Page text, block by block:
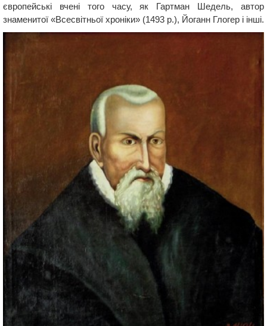
європейські вчені того часу, як Гартман Шедель, автор
знаменитої «Всесвітньої хроніки» (1493 р.), Йоганн Глогер і інші.